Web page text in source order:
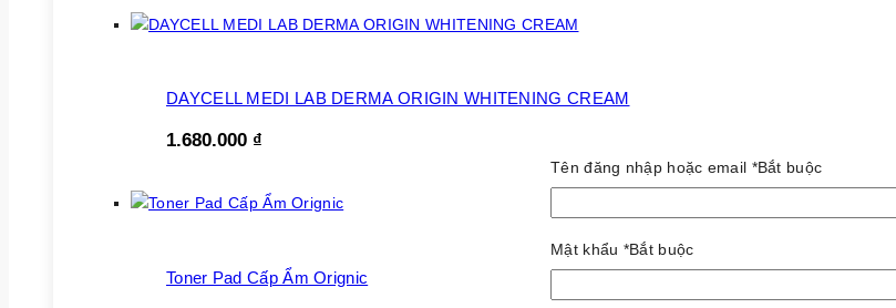
DAYCELL MEDI LAB DERMA ORIGIN WHITENING CREAM
1.680.000 ₫
Toner Pad Cấp Ẩm Orignic
Tên đăng nhập hoặc email *Bắt buộc
Mật khẩu *Bắt buộc